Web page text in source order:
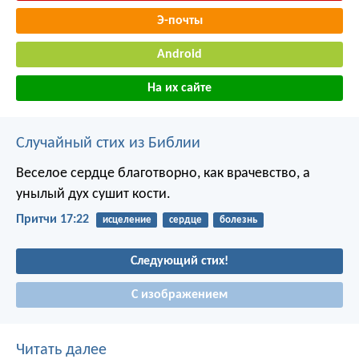
Э-почты
Android
На их сайте
Случайный стих из Библии
Веселое сердце благотворно, как врачевство, а
унылый дух сушит кости.
Притчи 17:22 исцеление сердце болезнь
Следующий стих!
С изображением
Читать далее